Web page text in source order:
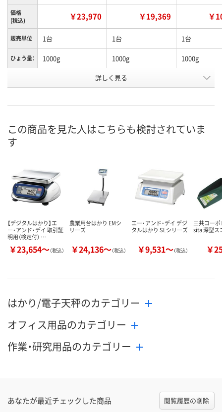
価格
(税込)
￥23,970 ￥19,369 ￥
販売単位 1台 1台 1台
ひょう量： 1000g 1000g 1000g
一般校正証明書 校正証明書
号
お届け日
カゴへ カ
詳しく見る
この商品を見た人はこちらも検討されていま
す
【デジタルはかり】エ
ー・アンド・デイ 取引証
明用（検定付） …
￥23,654～（税込）
農業用台はかり EMシ
リーズ
￥24,136～（税込）
エー・アンド・デイ デジ
タルはかり SLシリーズ
￥9,531～（税込）
三共コー
sita 深型ス
￥
はかり/電子天秤のカテゴリー
オフィス用品のカテゴリー
作業・研究用品のカテゴリー
あなたが最近チェックした商品 閲覧履歴の削除